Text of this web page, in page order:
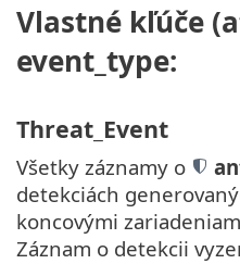
Vlastné kľúče
event_type:
Threat_Event
Všetky záznamy o
detekciách
koncovými
Záznam o detekcii